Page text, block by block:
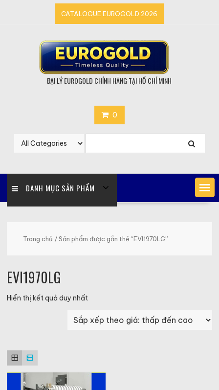
CATALOGUE EUROGOLD 2026
ĐẠI LÝ EUROGOLD CHÍNH HÃNG TẠI HỒ CHÍ MINH
0
DANH MỤC SẢN PHẨM
Trang chủ / Sản phẩm được gắn thẻ “EVI1970LG”
EVI1970LG
Hiển thị kết quả duy nhất